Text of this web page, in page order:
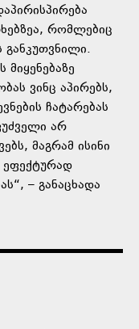
რომლებიც
ვინც აპირებს,
ჩატარებას
არ
მაგრამ ისინი
– განაცხადა